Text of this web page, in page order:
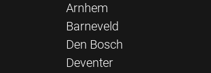
Arnhem
Barneveld
Den Bosch
Deventer